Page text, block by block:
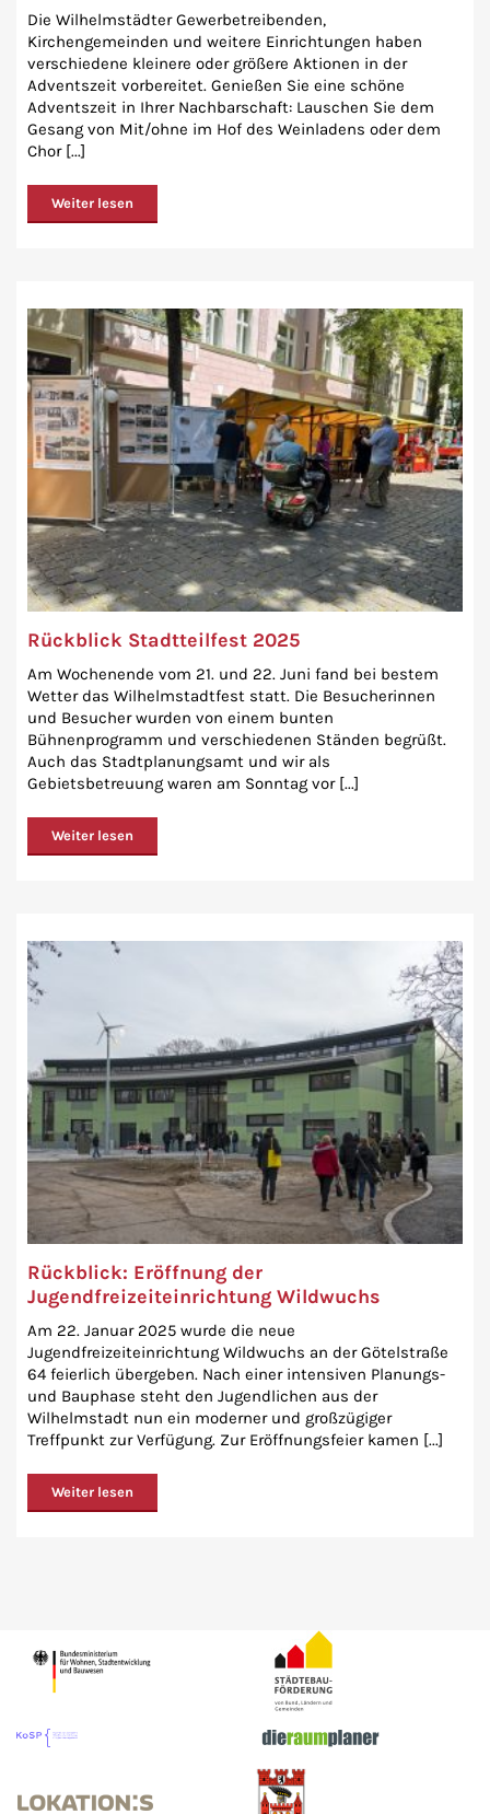
Die Wilhelmstädter Gewerbetreibenden,
Kirchengemeinden und weitere Einrichtungen haben
verschiedene kleinere oder größere Aktionen in der
Adventszeit vorbereitet. Genießen Sie eine schöne
Adventszeit in Ihrer Nachbarschaft: Lauschen Sie dem
Gesang von Mit/ohne im Hof des Weinladens oder dem
Chor [...]
Weiter lesen
Rückblick Stadtteilfest 2025
Am Wochenende vom 21. und 22. Juni fand bei bestem
Wetter das Wilhelmstadtfest statt. Die Besucherinnen
und Besucher wurden von einem bunten
Bühnenprogramm und verschiedenen Ständen begrüßt.
Auch das Stadtplanungsamt und wir als
Gebietsbetreuung waren am Sonntag vor [...]
Weiter lesen
Rückblick: Eröffnung der
Jugendfreizeiteinrichtung Wildwuchs
Am 22. Januar 2025 wurde die neue
Jugendfreizeiteinrichtung Wildwuchs an der Götelstraße
64 feierlich übergeben. Nach einer intensiven Planungs-
und Bauphase steht den Jugendlichen aus der
Wilhelmstadt nun ein moderner und großzügiger
Treffpunkt zur Verfügung. Zur Eröffnungsfeier kamen [...]
Weiter lesen